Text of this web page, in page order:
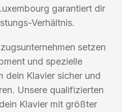
garantiert dir
Verhältnis.
setzen
und spezielle
dein Klavier sicher und
Unsere qualifizierten
Klavier mit größter